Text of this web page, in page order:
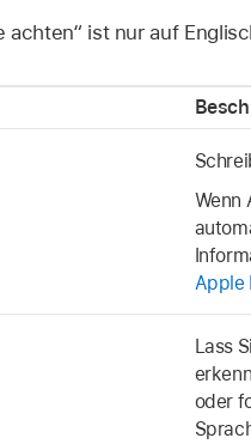
achten“ ist nur auf
Wenn
Apple
Lass
oder